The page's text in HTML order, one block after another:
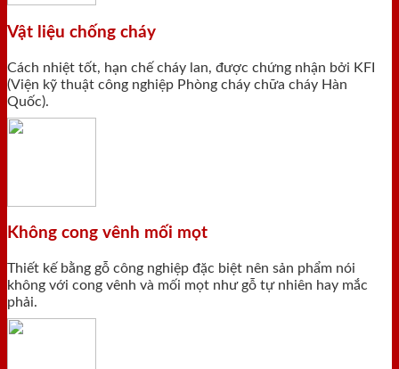
Vật liệu chống cháy
Cách nhiệt tốt, hạn chế cháy lan, được chứng nhận bởi KFI
(Viện kỹ thuật công nghiệp Phòng cháy chữa cháy Hàn
Quốc).
Không cong vênh mối mọt
Thiết kế bằng gỗ công nghiệp đặc biệt nên sản phẩm nói
không với cong vênh và mối mọt như gỗ tự nhiên hay mắc
phải.